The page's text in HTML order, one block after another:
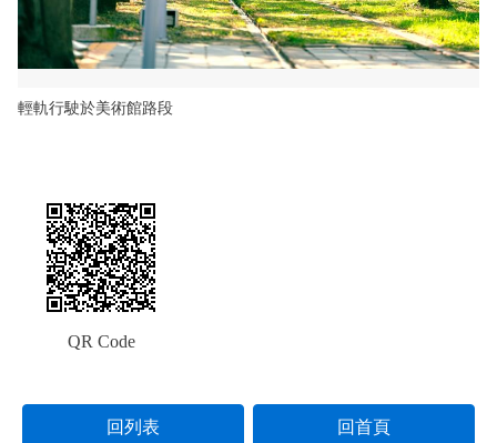
輕軌行駛於美術館路段
QR Code
回列表 回首頁